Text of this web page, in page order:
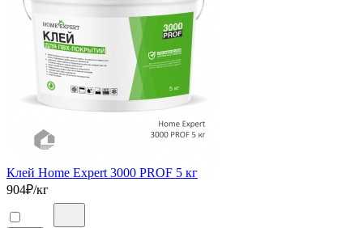
Клей Home Expert 3000 PROF 5 кг
904₽/кг